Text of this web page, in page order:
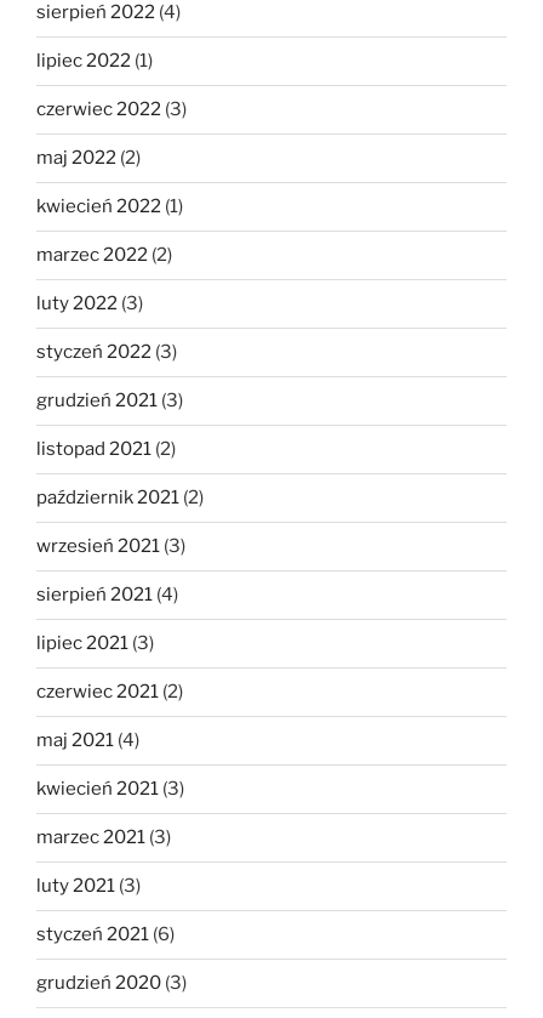
sierpień 2022 (4)
lipiec 2022 (1)
czerwiec 2022 (3)
maj 2022 (2)
kwiecień 2022 (1)
marzec 2022 (2)
luty 2022 (3)
styczeń 2022 (3)
grudzień 2021 (3)
listopad 2021 (2)
październik 2021 (2)
wrzesień 2021 (3)
sierpień 2021 (4)
lipiec 2021 (3)
czerwiec 2021 (2)
maj 2021 (4)
kwiecień 2021 (3)
marzec 2021 (3)
luty 2021 (3)
styczeń 2021 (6)
grudzień 2020 (3)